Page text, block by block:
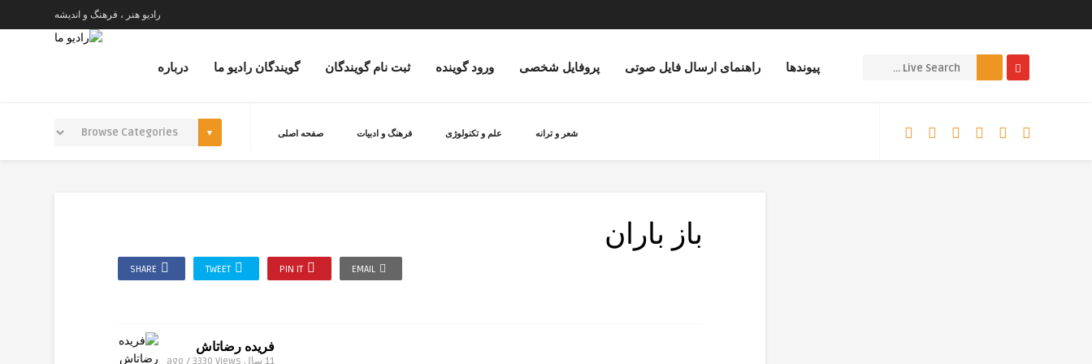
رادیو هنر ، فرهنگ و اندیشه
درباره گویندگان رادیو ما ثبت نام گویندگان ورود گوینده پروفایل شخصی راهنمای ارسال فایل صوتی پیوندها
صفحه اصلی فرهنگ و ادبیات علم و تکنولوژی شعر و ترانه
باز باران
SHARE TWEET PIN IT EMAIL
فریده رضاتاش
11 سال ago / 3330 Views